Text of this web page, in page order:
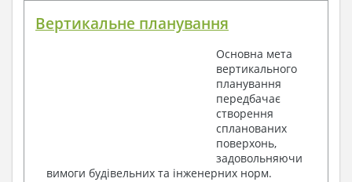
Вертикальне планування
Основна мета
вертикального
планування
передбачає
створення
спланованих
поверхонь,
задовольняючи
вимоги будівельних та інженерних норм.